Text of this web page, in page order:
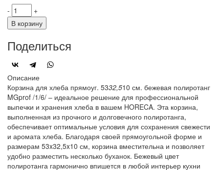
-
+
В корзину
Поделиться
Описание
Корзина для хлеба прямоуг. 5332,510 см. бежевая полиротанг
MGprof /1/6/ – идеальное решение для профессиональной
выпечки и хранения хлеба в вашем HORECA. Эта корзина,
выполненная из прочного и долговечного полиротанга,
обеспечивает оптимальные условия для сохранения свежести
и аромата хлеба. Благодаря своей прямоугольной форме и
размерам 53x32,5x10 см, корзина вместительна и позволяет
удобно разместить несколько буханок. Бежевый цвет
полиротанга гармонично впишется в любой интерьер кухни